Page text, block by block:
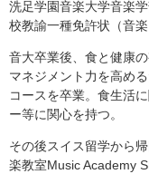
洗⾜学園⾳楽⼤学⾳楽
校教諭⼀種免許状（⾳楽
音大卒業後、食と健康
マネジメント力を高め
コースを卒業。⾷⽣活
ー等に関⼼を持つ。
その後スイス留学から
楽教室Music Academy